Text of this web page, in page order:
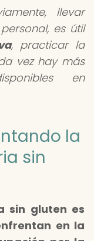
llevar
es útil
, practicar la
vez hay más
en
la
sin
sin gluten es
en la